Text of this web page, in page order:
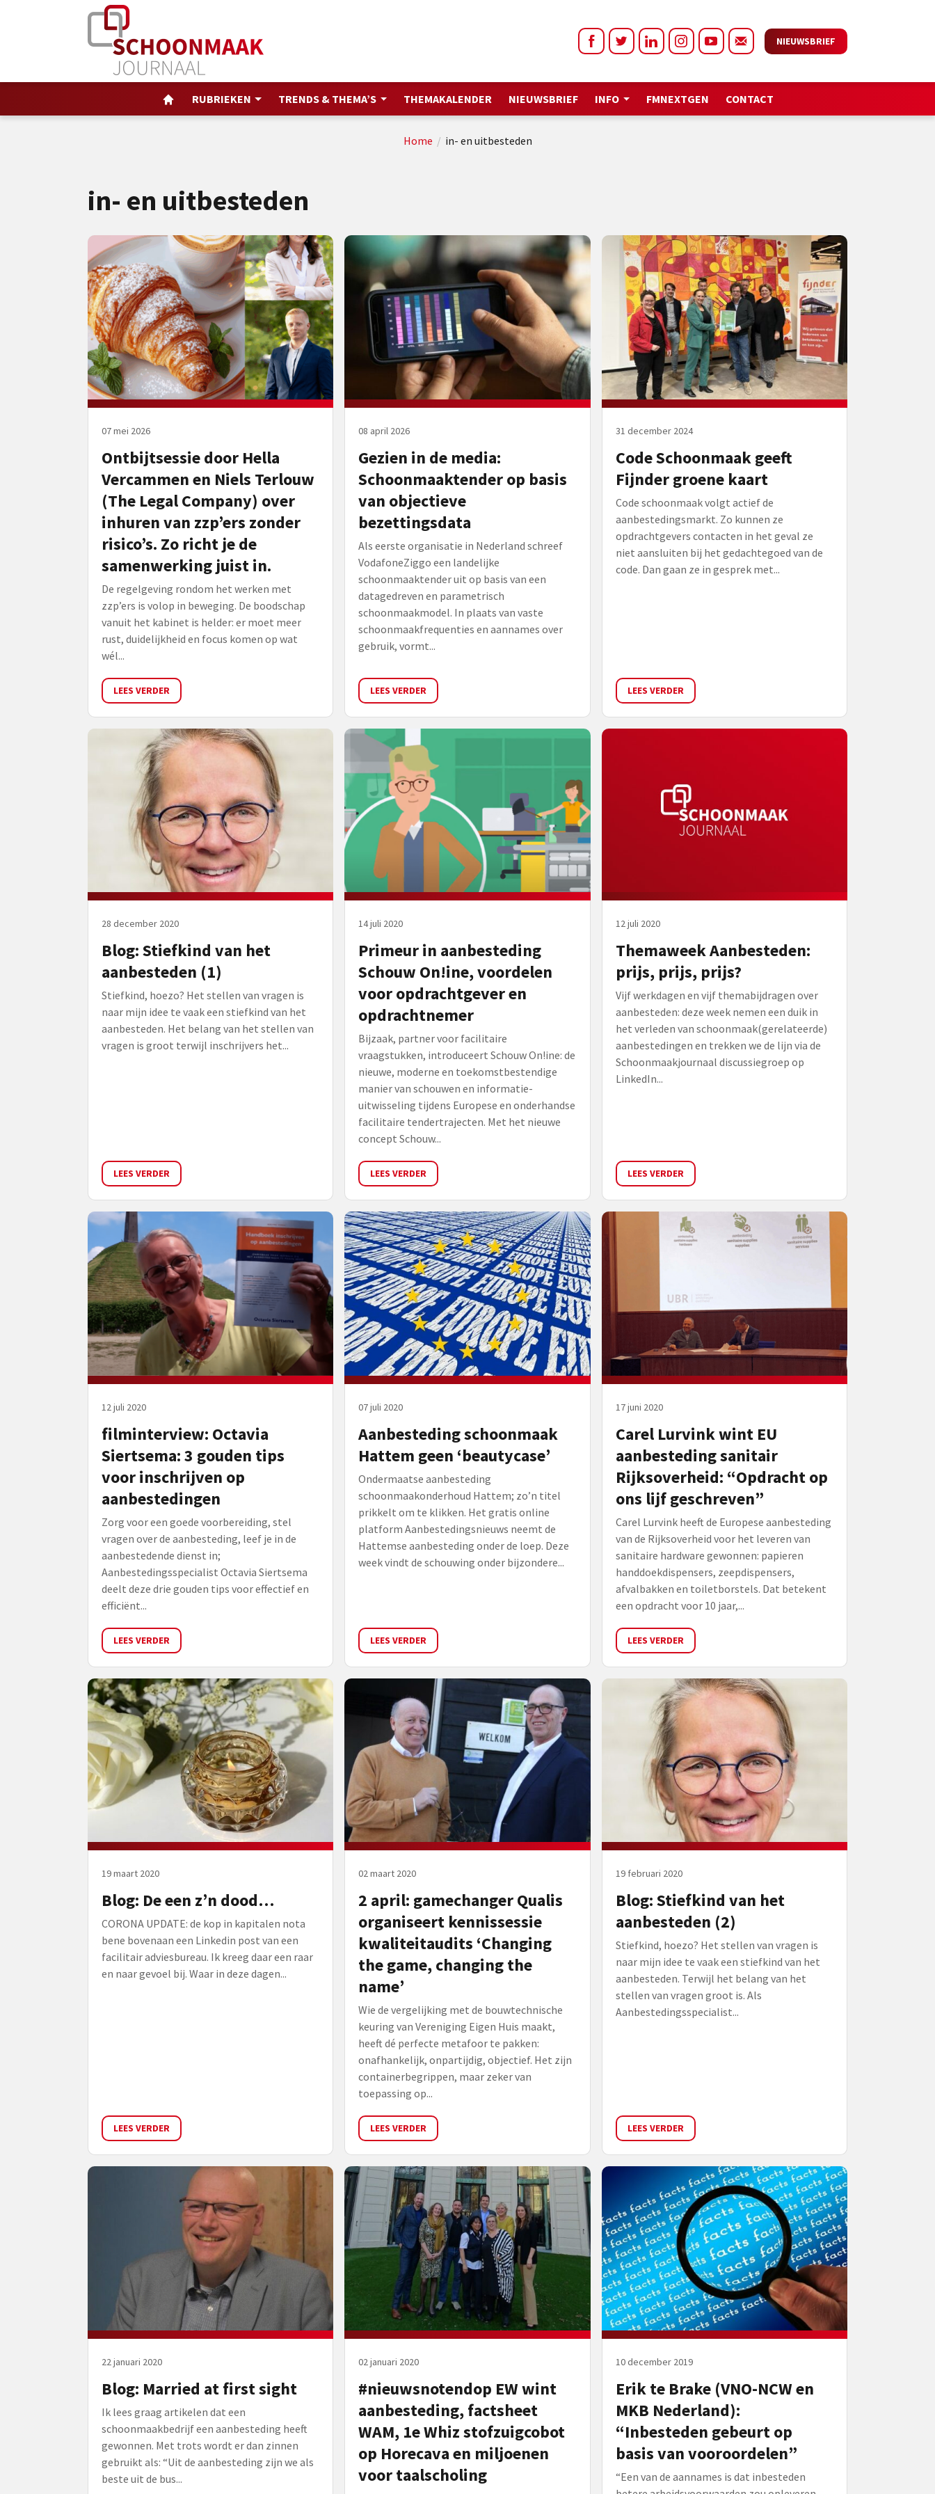
NIEUWSBRIEF
RUBRIEKEN TRENDS & THEMA’S THEMAKALENDER NIEUWSBRIEF INFO FMNEXTGEN CONTACT
Home / in- en uitbesteden
in- en uitbesteden
07 mei 2026
Ontbijtsessie door Hella
Vercammen en Niels Terlouw
(The Legal Company) over
inhuren van zzp’ers zonder
risico’s. Zo richt je de
samenwerking juist in.
De regelgeving rondom het werken met
zzp’ers is volop in beweging. De boodschap
vanuit het kabinet is helder: er moet meer
rust, duidelijkheid en focus komen op wat
wél...
LEES VERDER
08 april 2026
Gezien in de media:
Schoonmaaktender op basis
van objectieve
bezettingsdata
Als eerste organisatie in Nederland schreef
VodafoneZiggo een landelijke
schoonmaaktender uit op basis van een
datagedreven en parametrisch
schoonmaakmodel. In plaats van vaste
schoonmaakfrequenties en aannames over
gebruik, vormt...
LEES VERDER
31 december 2024
Code Schoonmaak geeft
Fijnder groene kaart
Code schoonmaak volgt actief de
aanbestedingsmarkt. Zo kunnen ze
opdrachtgevers contacten in het geval ze
niet aansluiten bij het gedachtegoed van de
code. Dan gaan ze in gesprek met...
LEES VERDER
28 december 2020
Blog: Stiefkind van het
aanbesteden (1)
Stiefkind, hoezo? Het stellen van vragen is
naar mijn idee te vaak een stiefkind van het
aanbesteden. Het belang van het stellen van
vragen is groot terwijl inschrijvers het...
LEES VERDER
14 juli 2020
Primeur in aanbesteding
Schouw On!ine, voordelen
voor opdrachtgever en
opdrachtnemer
Bijzaak, partner voor facilitaire
vraagstukken, introduceert Schouw On!ine: de
nieuwe, moderne en toekomstbestendige
manier van schouwen en informatie-
uitwisseling tijdens Europese en onderhandse
facilitaire tendertrajecten. Met het nieuwe
concept Schouw...
LEES VERDER
12 juli 2020
Themaweek Aanbesteden:
prijs, prijs, prijs?
Vijf werkdagen en vijf themabijdragen over
aanbesteden: deze week nemen een duik in
het verleden van schoonmaak(gerelateerde)
aanbestedingen en trekken we de lijn via de
Schoonmaakjournaal discussiegroep op
LinkedIn...
LEES VERDER
12 juli 2020
filminterview: Octavia
Siertsema: 3 gouden tips
voor inschrijven op
aanbestedingen
Zorg voor een goede voorbereiding, stel
vragen over de aanbesteding, leef je in de
aanbestedende dienst in;
Aanbestedingsspecialist Octavia Siertsema
deelt deze drie gouden tips voor effectief en
efficiënt...
LEES VERDER
07 juli 2020
Aanbesteding schoonmaak
Hattem geen ‘beautycase’
Ondermaatse aanbesteding
schoonmaakonderhoud Hattem; zo’n titel
prikkelt om te klikken. Het gratis online
platform Aanbestedingsnieuws neemt de
Hattemse aanbesteding onder de loep. Deze
week vindt de schouwing onder bijzondere...
LEES VERDER
17 juni 2020
Carel Lurvink wint EU
aanbesteding sanitair
Rijksoverheid: “Opdracht op
ons lijf geschreven”
Carel Lurvink heeft de Europese aanbesteding
van de Rijksoverheid voor het leveren van
sanitaire hardware gewonnen: papieren
handdoekdispensers, zeepdispensers,
afvalbakken en toiletborstels. Dat betekent
een opdracht voor 10 jaar,...
LEES VERDER
19 maart 2020
Blog: De een z’n dood…
CORONA UPDATE: de kop in kapitalen nota
bene bovenaan een Linkedin post van een
facilitair adviesbureau. Ik kreeg daar een raar
en naar gevoel bij. Waar in deze dagen...
LEES VERDER
02 maart 2020
2 april: gamechanger Qualis
organiseert kennissessie
kwaliteitaudits ‘Changing
the game, changing the
name’
Wie de vergelijking met de bouwtechnische
keuring van Vereniging Eigen Huis maakt,
heeft dé perfecte metafoor te pakken:
onafhankelijk, onpartijdig, objectief. Het zijn
containerbegrippen, maar zeker van
toepassing op...
LEES VERDER
19 februari 2020
Blog: Stiefkind van het
aanbesteden (2)
Stiefkind, hoezo? Het stellen van vragen is
naar mijn idee te vaak een stiefkind van het
aanbesteden. Terwijl het belang van het
stellen van vragen groot is. Als
Aanbestedingsspecialist...
LEES VERDER
22 januari 2020
Blog: Married at first sight
Ik lees graag artikelen dat een
schoonmaakbedrijf een aanbesteding heeft
gewonnen. Met trots wordt er dan zinnen
gebruikt als: “Uit de aanbesteding zijn we als
beste uit de bus...
02 januari 2020
#nieuwsnotendop EW wint
aanbesteding, factsheet
WAM, 1e Whiz stofzuigcobot
op Horecava en miljoenen
voor taalscholing
10 december 2019
Erik te Brake (VNO-NCW en
MKB Nederland):
“Inbesteden gebeurt op
basis van vooroordelen”
“Een van de aannames is dat inbesteden